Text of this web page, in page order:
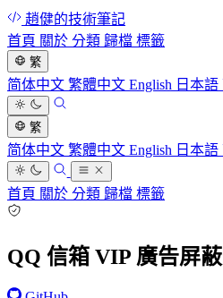
趙健的技術筆記
首頁 關於 分類 歸檔 標籤
繁
简体中文 繁體中文 English 日本語
繁
简体中文 繁體中文 English 日本語
首頁 關於 分類 歸檔 標籤
QQ 信箱 VIP 廣告屏蔽